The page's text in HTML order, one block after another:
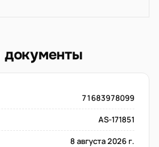
71683978099
AS-171851
8 августа 2026 г.